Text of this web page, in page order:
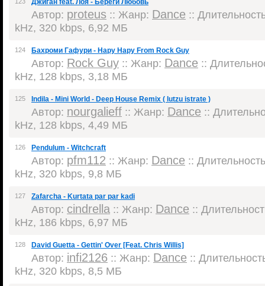
Джиган feat. Лоя - Береги Любовь
Автор: proteus :: Жанр: Dance ::
kHz, 320 kbps, 6,92 МБ
124 Бахроми Гафури - Нару Нару From Rock Guy
Автор: Rock Guy :: Жанр: Dance ::
kHz, 128 kbps, 3,18 МБ
125 Indila - Mini World - Deep House Remix ( lutzu istrate )
Автор: nourgalieff :: Жанр: Dance ::
kHz, 128 kbps, 4,49 МБ
126 Pendulum - Witchcraft
Автор: pfm112 :: Жанр: Dance ::
kHz, 320 kbps, 9,8 МБ
127 Zafarcha - Kurtata par par kadi
Автор: cindrella :: Жанр: Dance ::
kHz, 186 kbps, 6,97 МБ
128 David Guetta - Gettin' Over [Feat. Chris Willis]
Автор: infi2126 :: Жанр: Dance ::
kHz, 320 kbps, 8,5 МБ